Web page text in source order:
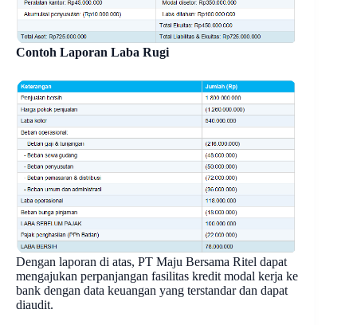
Contoh Laporan Laba Rugi
Dengan laporan di atas, PT Maju Bersama Ritel dapat
mengajukan perpanjangan fasilitas kredit modal kerja ke
bank dengan data keuangan yang terstandar dan dapat
diaudit.